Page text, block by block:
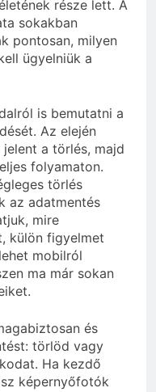
része lett. A
sokakban
pontosan, milyen
ügyelniük a
is bemutatni a
Az elején
a törlés, majd
folyamaton.
törlés
az adatmentés
mire
külön figyelmet
mobilról
ma már sokan
és
törlöd vagy
Ha kezdő
képernyőfotók